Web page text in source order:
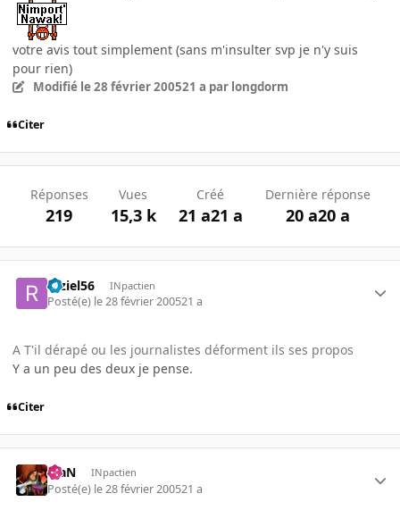
votre avis tout simplement (sans m'insulter svp je n'y suis
pour rien)
Modifié le 28 février 200521 a par longdorm
Citer
Réponses
219
Vues
15,3 k
Créé
21 a21 a
Dernière réponse
20 a20 a
raziel56 INpactien
Posté(e) le 28 février 200521 a
A T'il dérapé ou les journalistes déforment ils ses propos
Y a un peu des deux je pense.
Citer
KiaN INpactien
Posté(e) le 28 février 200521 a